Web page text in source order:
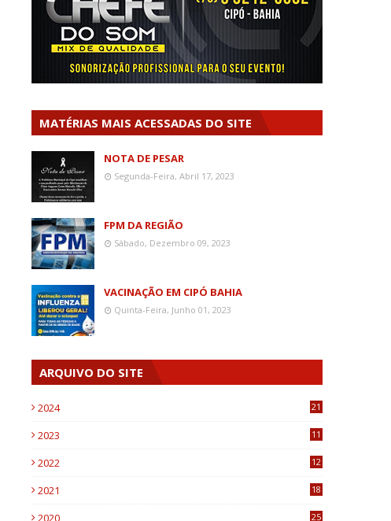
MATÉRIAS MAIS ACESSADAS DO SITE
NOTA DE PESAR
Segunda-Feira, Abril 17, 2023
FPM DA REGIÃO
Sábado, Dezembro 09, 2023
VACINAÇÃO EM CIPÓ BAHIA
Quinta-Feira, Junho 01, 2023
ARQUIVO DO SITE
2024 21
2023
11
2022
12
2021
18
2020 25